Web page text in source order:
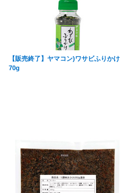
【販売終了】ヤマコン)ワサビふりかけ
70g